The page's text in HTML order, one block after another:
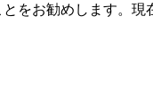
をお勧めします。現